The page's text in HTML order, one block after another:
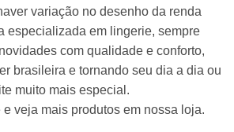
variação no desenho da renda
especializada em lingerie, sempre
com qualidade e conforto,
brasileira e tornando seu dia a dia ou
muito mais especial.
e veja mais produtos em nossa loja.